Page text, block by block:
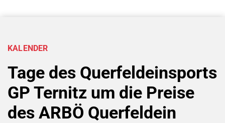
KALENDER
Tage des Querfeldeinsports
GP Ternitz um die Preise
des ARBÖ Querfeldein